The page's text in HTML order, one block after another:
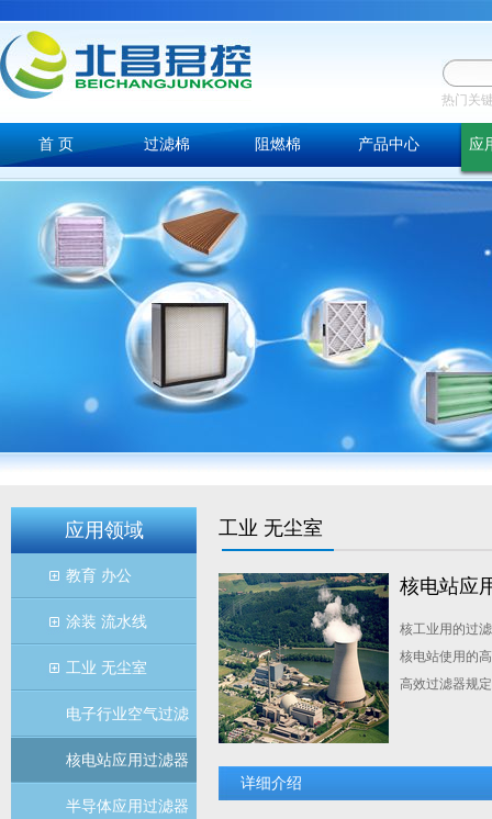
热门关
首 页 过滤棉 阻燃棉 产品中心 应
应用领域
教育 办公
涂装 流水线
工业 无尘室
电子行业空气过滤
核电站应用过滤器
半导体应用过滤器
工业 无尘室
核电站应
核工业用的过
核电站使用的
高效过滤器规
详细介绍